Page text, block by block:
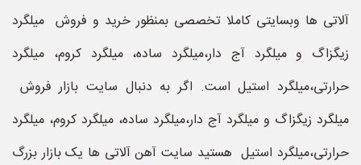
آلاتی ها وبسایتی کاملا تخصصی بمنظور خرید و فروش میلگرد
زیگزاگ و میلگرد آج دار،میلگرد ساده، میلگرد کروم، میلگرد
حرارتی،میلگرد استیل است. اگر به دنبال سایت بازار فروش
میلگرد زیگزاگ و میلگرد آج دار،میلگرد ساده، میلگرد کروم، میلگرد
حرارتی،میلگرد استیل هستید سایت آهن آلاتی ها یک بازار بزرگ